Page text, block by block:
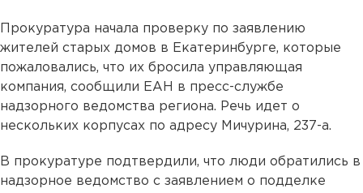
Прокуратура начала проверку по заявлению
жителей старых домов в Екатеринбурге, которые
пожаловались, что их бросила управляющая
компания, сообщили ЕАН в пресс-службе
надзорного ведомства региона. Речь идет о
нескольких корпусах по адресу Мичурина, 237-а.
В прокуратуре подтвердили, что люди обратились в
надзорное ведомство с заявлением о подделке